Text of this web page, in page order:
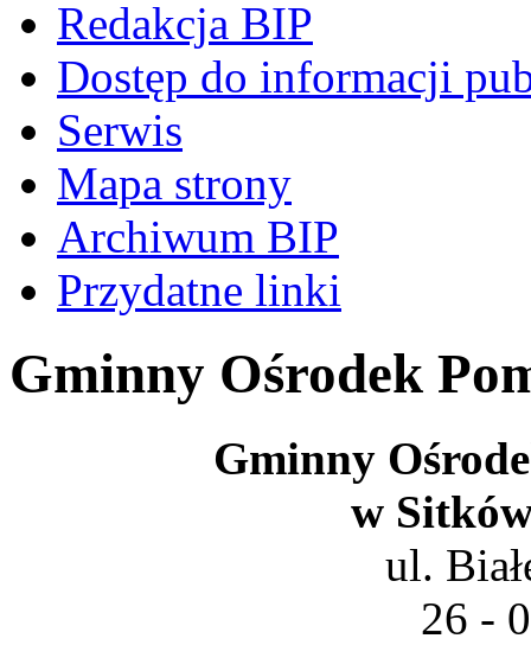
Redakcja BIP
Dostęp do informacji
Serwis
Mapa strony
Archiwum BIP
Przydatne linki
Gminny Ośrodek
Gminny
w
ul.
26 -